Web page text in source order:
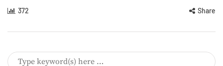
372 Share